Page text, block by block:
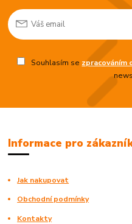
Souhlasím se zpracováním
Informace pro
Jak nakupovat
Obchodní podmínky
Kontakty